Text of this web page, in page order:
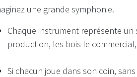
une grande symphonie.
Chaque instrument représente
production, les bois le
Si chacun joue dans son coin,